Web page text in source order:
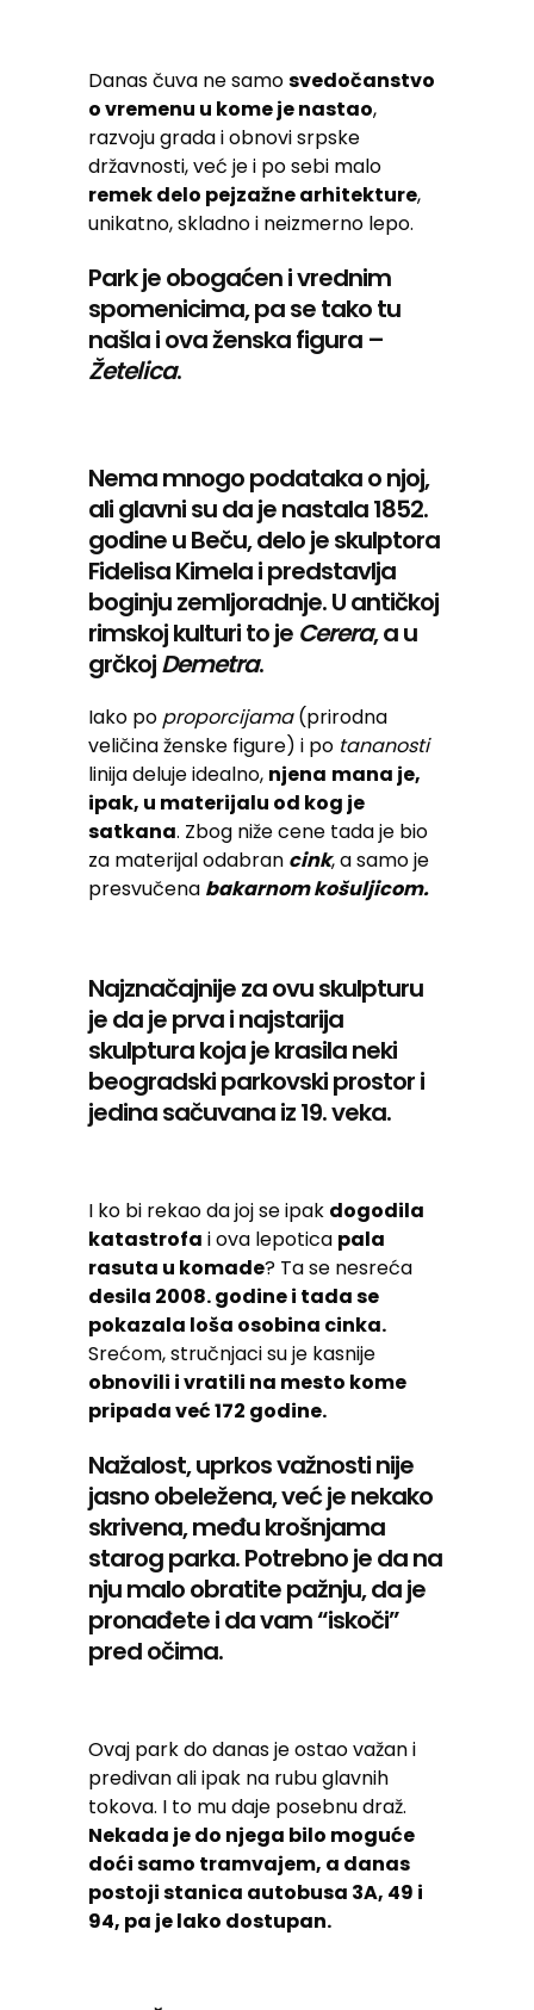
Danas čuva ne samosvedočanstvo
o vremenu u kome je nastao,
razvoju grada i obnovi srpske
državnosti, već je i po sebi malo
remek delo pejzažne arhitekture,
unikatno, skladno i neizmerno lepo.
Park je obogaćen i vrednim
spomenicima, pa se tako tu
našla i ova ženska figura –
Žetelica.
Nema mnogo podataka o njoj,
ali glavni su da je nastala 1852.
godine u Beču, delo je skulptora
Fidelisa Kimela i predstavlja
boginju zemljoradnje. U antičkoj
rimskoj kulturi to je Cerera, a u
grčkojDemetra.
Iako po proporcijama(prirodna
veličina ženske figure) i po tananosti
linija deluje idealno, njena mana je,
ipak, u materijalu od kog je
satkana. Zbog niže cene tada je bio
za materijal odabran cink, a samo je
presvučena bakarnom košuljicom.
Najznačajnije za ovu skulpturu
je da je prva i najstarija
skulptura koja je krasila neki
beogradski parkovski prostor i
jedina sačuvana iz 19. veka.
I ko bi rekao da joj se ipak dogodila
katastrofa i ova lepotica pala
rasuta u komade? Ta se nesreća
desila 2008. godine i tada se
pokazala loša osobina cinka.
Srećom, stručnjaci su je kasnije
obnovili i vratili na mesto kome
pripada već 172 godine.
Nažalost, uprkos važnosti nije
jasno obeležena, već je nekako
skrivena, među krošnjama
starog parka. Potrebno je da na
nju malo obratite pažnju, da je
pronađete i da vam “iskoči”
pred očima.
Ovaj park do danas je ostao važan i
predivan ali ipak na rubu glavnih
tokova. I to mu daje posebnu draž.
Nekada je do njega bilo moguće
doći samo tramvajem, a danas
postoji stanica autobusa 3A, 49 i
94, pa je lako dostupan.